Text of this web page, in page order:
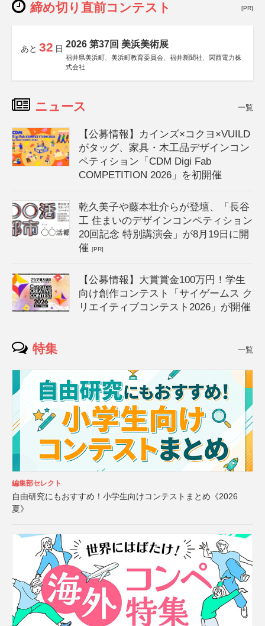
締め切り直前コンテスト [PR]
あと 32 日 2026 第37回 美浜美術展
福井県美浜町、美浜町教育委員会、福井新聞社、関西電力株
式会社
ニュース 一覧
【公募情報】カインズ×コクヨ×VUILD
がタッグ、家具・木工品デザインコン
ペティション「CDM Digi Fab
COMPETITION 2026」を初開催
乾久美子や藤本壮介らが登壇、「長谷
工 住まいのデザインコンペティション
20回記念 特別講演会」が8月19日に開
催[PR]
【公募情報】大賞賞金100万円！学生
向け創作コンテスト「サイゲームス ク
リエイティブコンテスト2026」が開催
特集 一覧
編集部セレクト
自由研究にもおすすめ！小学生向けコンテストまとめ《2026
夏》